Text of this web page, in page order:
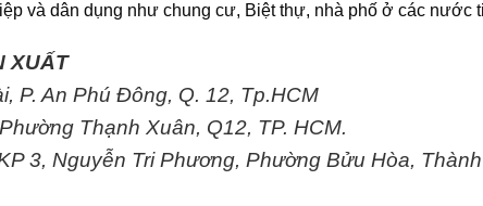
và dân dụng như chung cư, Biệt thự, nhà phố ở các
XUẤT
P. An Phú Đông, Q. 12, Tp.HCM
Thạnh Xuân, Q12, TP. HCM.
3, Nguyễn Tri Phương, Phường Bửu Hòa,